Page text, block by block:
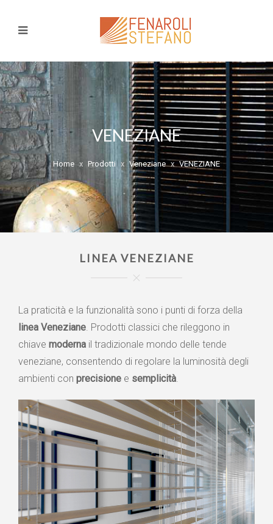
VENEZIANE
Home Prodotti Veneziane VENEZIANE
LINEA VENEZIANE
La praticità e la funzionalità sono i punti di forza della
linea Veneziane. Prodotti classici che rileggono in
chiave moderna il tradizionale mondo delle tende
veneziane, consentendo di regolare la luminosità degli
ambienti con precisione e semplicità.